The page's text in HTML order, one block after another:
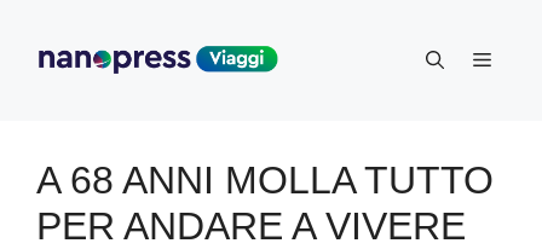
contenuto
Menu
A 68 ANNI MOLLA TUTTO
PER ANDARE A VIVERE